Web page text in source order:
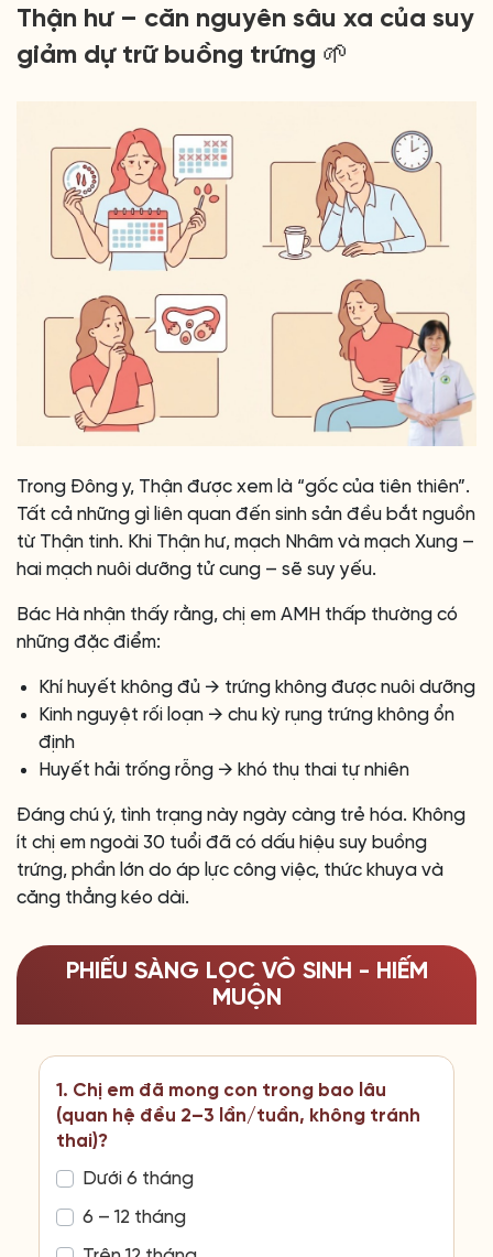
Thận hư – căn nguyên sâu xa của suy
giảm dự trữ buồng trứng 🌱
Trong Đông y, Thận được xem là “gốc của tiên thiên”.
Tất cả những gì liên quan đến sinh sản đều bắt nguồn
từ Thận tinh. Khi Thận hư, mạch Nhâm và mạch Xung –
hai mạch nuôi dưỡng tử cung – sẽ suy yếu.
Bác Hà nhận thấy rằng, chị em AMH thấp thường có
những đặc điểm:
Khí huyết không đủ → trứng không được nuôi dưỡng
Kinh nguyệt rối loạn → chu kỳ rụng trứng không ổn
định
Huyết hải trống rỗng → khó thụ thai tự nhiên
Đáng chú ý, tình trạng này ngày càng trẻ hóa. Không
ít chị em ngoài 30 tuổi đã có dấu hiệu suy buồng
trứng, phần lớn do áp lực công việc, thức khuya và
căng thẳng kéo dài.
PHIẾU SÀNG LỌC VÔ SINH - HIẾM
MUỘN
1. Chị em đã mong con trong bao lâu
(quan hệ đều 2–3 lần/tuần, không tránh
thai)?
Dưới 6 tháng
6 – 12 tháng